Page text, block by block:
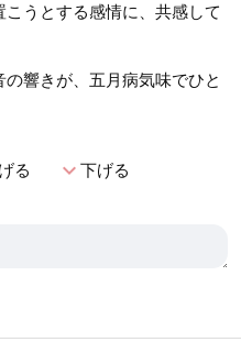
うとする感情に、共感して
響きが、五月病気味でひと
る expand_more下げる